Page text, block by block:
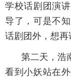
学校话剧团演
导了，可是不
话剧团外，想再
第二天，浩
看到小妖站在